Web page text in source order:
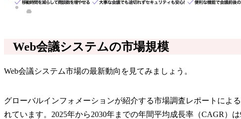
Web会議システムの市場規模
Web会議システム市場の最新動向を見てみましょう。
グローバルインフォメーションが紹介する市場調査レポートによ
れています。2025年から2030年までの年間平均成長率（CAGR）は